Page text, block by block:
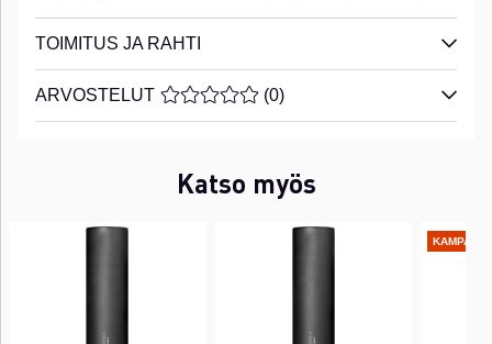
TOIMITUS JA RAHTI
ARVOSTELUT KESKIARVOLUOKITUS 0 / 5
(0)
Katso myös